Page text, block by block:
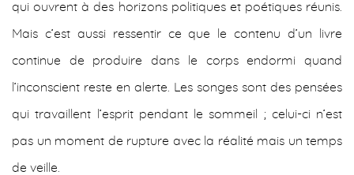
qui ouvrent à des horizons politiques et poétiques réunis.
Mais c’est aussi ressentir ce que le contenu d’un livre
continue de produire dans le corps endormi quand
l’inconscient reste en alerte. Les songes sont des pensées
qui travaillent l’esprit pendant le sommeil ; celui-ci n’est
pas un moment de rupture avec la réalité mais un temps
de veille.